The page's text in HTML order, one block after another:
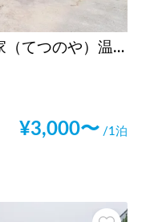
鉄道ゲストハウス 鐡ノ家（てつのや）温泉利用オプションあり
¥3,000〜 /1泊